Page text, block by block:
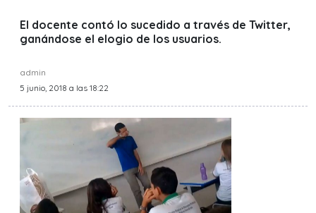
El docente contó lo sucedido a través de Twitter,
ganándose el elogio de los usuarios.
admin
5 junio, 2018 a las 18:22